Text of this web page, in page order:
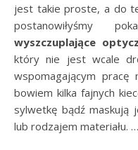
jest takie proste, a do
postanowiłyśmy
wyszczuplające
który nie jest wcale
wspomagającym
bowiem kilka fajnych
sylwetkę bądź maskują
lub rodzajem materiału. …